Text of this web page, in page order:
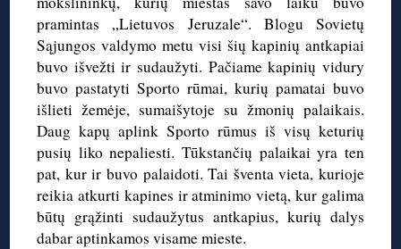
pramintas „Lietuvos Jeruzale“. Blogu Sovietų
Sąjungos valdymo metu visi šių kapinių antkapiai
buvo išvežti ir sudaužyti. Pačiame kapinių vidury
buvo pastatyti Sporto rūmai, kurių pamatai buvo
išlieti žemėje, sumaišytoje su žmonių palaikais.
Daug kapų aplink Sporto rūmus iš visų keturių
pusių liko nepaliesti. Tūkstančių palaikai yra ten
pat, kur ir buvo palaidoti. Tai šventa vieta, kurioje
reikia atkurti kapines ir atminimo vietą, kur galima
būtų grąžinti sudaužytus antkapius, kurių dalys
dabar aptinkamos visame mieste.